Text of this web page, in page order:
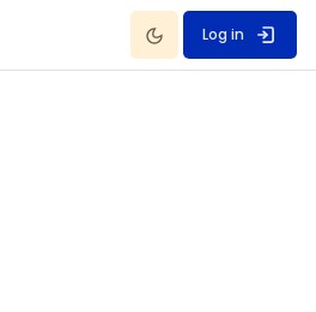
Dark Mode
Log in